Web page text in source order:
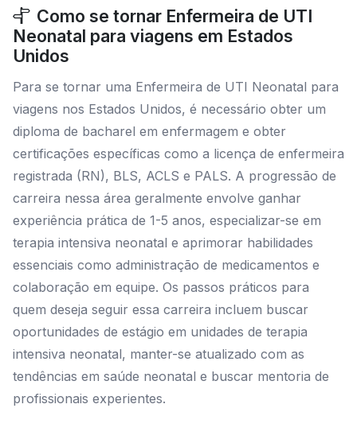
Como se tornar Enfermeira de UTI
Neonatal para viagens em Estados
Unidos
Para se tornar uma Enfermeira de UTI Neonatal para
viagens nos Estados Unidos, é necessário obter um
diploma de bacharel em enfermagem e obter
certificações específicas como a licença de enfermeira
registrada (RN), BLS, ACLS e PALS. A progressão de
carreira nessa área geralmente envolve ganhar
experiência prática de 1-5 anos, especializar-se em
terapia intensiva neonatal e aprimorar habilidades
essenciais como administração de medicamentos e
colaboração em equipe. Os passos práticos para
quem deseja seguir essa carreira incluem buscar
oportunidades de estágio em unidades de terapia
intensiva neonatal, manter-se atualizado com as
tendências em saúde neonatal e buscar mentoria de
profissionais experientes.